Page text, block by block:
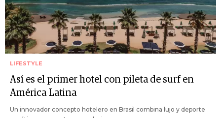
LIFESTYLE
Así es el primer hotel con pileta de surf en
América Latina
Un innovador concepto hotelero en Brasil combina lujo y deporte